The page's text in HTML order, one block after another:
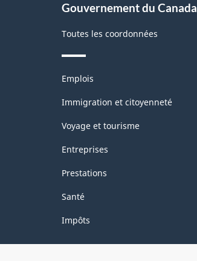
Gouvernement du Canada
Toutes les coordonnées
Thèmes
sujets
Emplois
Immigration et citoyenneté
Voyage et tourisme
Entreprises
Prestations
Santé
Impôts